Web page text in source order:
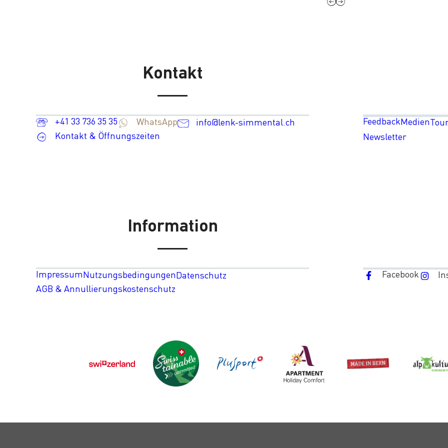
Kontakt
+41 33 736 35 35 WhatsApp
info@lenk-simmental.ch
Kontakt & Öffnungszeiten
FeedbackMedien
Newsletter
Information
ImpressumNutzungsbedingungenDatenschutz
AGB & Annullierungskostenschutz
Facebook